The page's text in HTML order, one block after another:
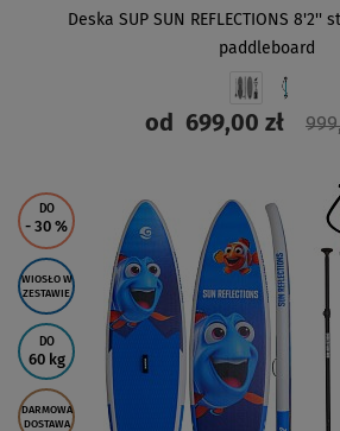
Deska SUP SUN REFLECTIONS
paddleboard
od 699,00 zł
DO
- 30 %
WIOSŁO W
ZESTAWIE
DO
60 kg
DARMOWA
DOSTAWA